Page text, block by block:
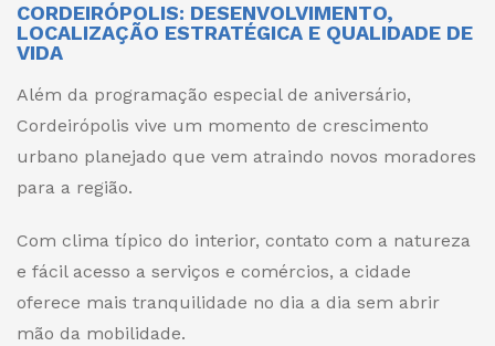
CORDEIRÓPOLIS: DESENVOLVIMENTO,
LOCALIZAÇÃO ESTRATÉGICA E QUALIDADE DE
VIDA
Além da programação especial de aniversário,
Cordeirópolis vive um momento de crescimento
urbano planejado que vem atraindo novos moradores
para a região.
Com clima típico do interior, contato com a natureza
e fácil acesso a serviços e comércios, a cidade
oferece mais tranquilidade no dia a dia sem abrir
mão da mobilidade.